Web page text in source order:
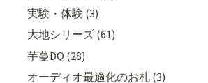
実験・体験 (3)
大地シリーズ (61)
芋蔓DQ (28)
オーディオ最適化のお札 (3)